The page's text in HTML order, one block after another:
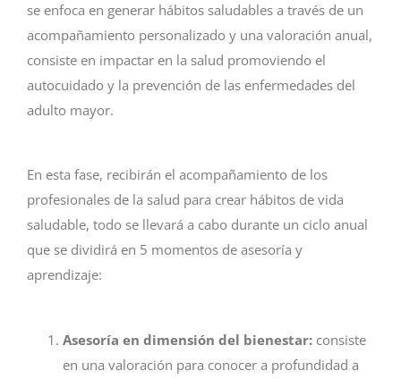
se enfoca en generar hábitos saludables a través de un
acompañamiento personalizado y una valoración anual,
consiste en impactar en la salud promoviendo el
autocuidado y la prevención de las enfermedades del
adulto mayor.
En esta fase, recibirán el acompañamiento de los
profesionales de la salud para crear hábitos de vida
saludable, todo se llevará a cabo durante un ciclo anual
que se dividirá en 5 momentos de asesoría y
aprendizaje:
Asesoría en dimensión del bienestar: consiste
en una valoración para conocer a profundidad a